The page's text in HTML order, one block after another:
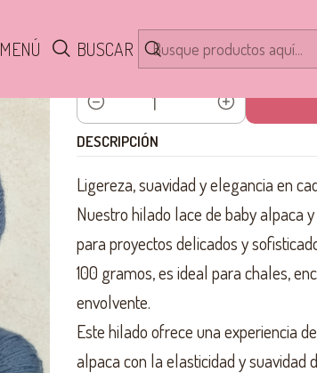
MENÚ BUSCAR
Cantidad
DESCRIPCIÓN
Ligereza, suavidad y elegancia en
Nuestro hilado lace de baby alpaca
para proyectos delicados y
100 gramos, es ideal para chales,
envolvente.
Este hilado ofrece una experiencia
alpaca con la elasticidad y suavidad